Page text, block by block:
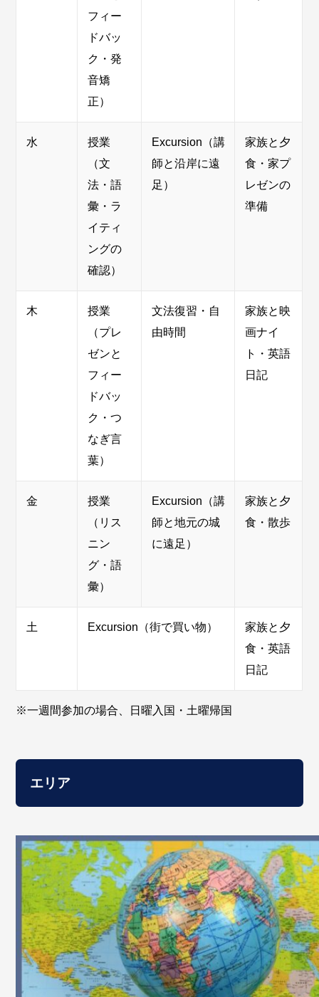
フィー
ドバッ
ク・発
音矯
正）
水
授業
（文
法・語
彙・ラ
イティ
ングの
確認）
Excursion （講
師と沿岸に遠
足）
家族と夕
食・家プ
レゼンの
準備
木
授業
（プレ
ゼンと
フィー
ドバッ
ク・つ
なぎ言
葉）
文法復習・自
由時間
家族と映
画ナイ
ト・英語
日記
金
授業
（リス
ニン
グ・語
彙）
Excursion （講
師と地元の城
に遠足）
家族と夕
食・散歩
土 Excursion （街で買い物）
家族と夕
食・英語
日記
※一週間参加の場合、日曜入国・土曜帰国
エリア